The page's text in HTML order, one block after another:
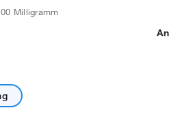
Milligramm